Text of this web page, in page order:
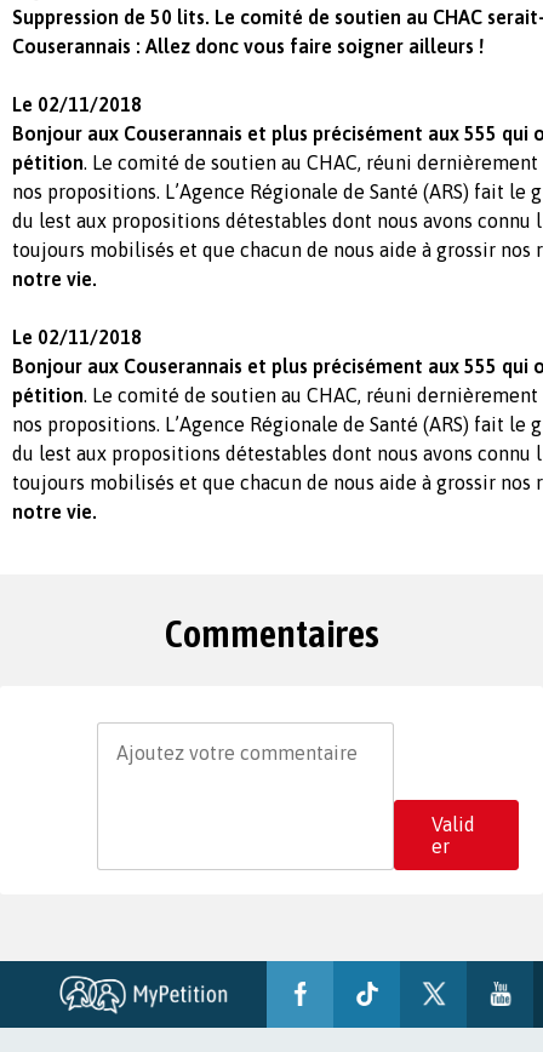
Suppression de 50 lits. Le comité de soutien au CHAC
Couserannais : Allez donc vous faire soigner ailleurs !
Le 02/11/2018
Bonjour aux Couserannais et plus précisément aux 555
pétition. Le comité de soutien au CHAC, réuni
nos propositions. L’Agence Régionale de Santé (ARS) fait le
du lest aux propositions détestables dont nous avons connu
toujours mobilisés et que chacun de nous aide à grossir nos
notre vie.
Le 02/11/2018
Bonjour aux Couserannais et plus précisément aux 555
pétition. Le comité de soutien au CHAC, réuni
nos propositions. L’Agence Régionale de Santé (ARS) fait le
du lest aux propositions détestables dont nous avons connu
toujours mobilisés et que chacun de nous aide à grossir nos
notre vie.
Commentaires
Valid
er